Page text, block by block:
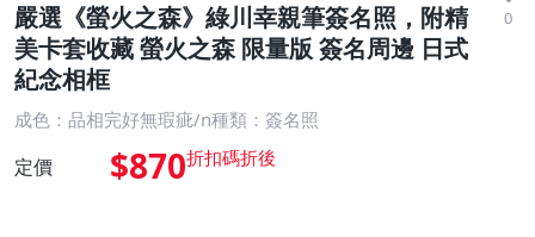
嚴選《螢火之森》綠川幸親筆簽名照，附精
美卡套收藏 螢火之森 限量版 簽名周邊 日式
紀念相框
0
成色：品相完好無瑕疵/n種類：簽名照
定價 $870